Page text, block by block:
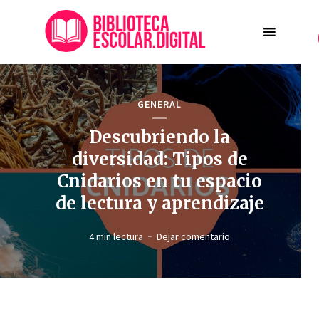
GENERAL
Descubriendo la
diversidad: Tipos de
Cnidarios en tu espacio
de lectura y aprendizaje
4 min lectura Dejar comentario